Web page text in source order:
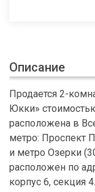
Описание
Продается 2-
Юкки»
расположена в
метро: Проспект
и метро Озерки
расположен по
корпус 6, секция